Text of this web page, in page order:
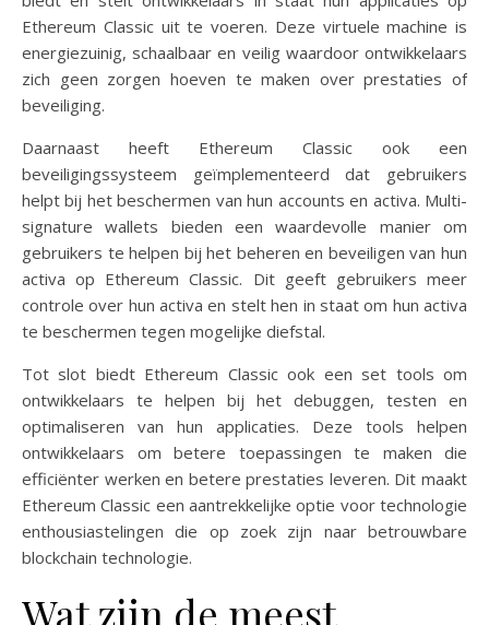
Ethereum Classic uit te voeren. Deze virtuele machine is
energiezuinig, schaalbaar en veilig waardoor ontwikkelaars
zich geen zorgen hoeven te maken over prestaties of
beveiliging.
Daarnaast heeft Ethereum Classic ook een
beveiligingssysteem geïmplementeerd dat gebruikers
helpt bij het beschermen van hun accounts en activa. Multi-
signature wallets bieden een waardevolle manier om
gebruikers te helpen bij het beheren en beveiligen van hun
activa op Ethereum Classic. Dit geeft gebruikers meer
controle over hun activa en stelt hen in staat om hun activa
te beschermen tegen mogelijke diefstal.
Tot slot biedt Ethereum Classic ook een set tools om
ontwikkelaars te helpen bij het debuggen, testen en
optimaliseren van hun applicaties. Deze tools helpen
ontwikkelaars om betere toepassingen te maken die
efficiënter werken en betere prestaties leveren. Dit maakt
Ethereum Classic een aantrekkelijke optie voor technologie
enthousiastelingen die op zoek zijn naar betrouwbare
blockchain technologie.
Wat zijn de meest